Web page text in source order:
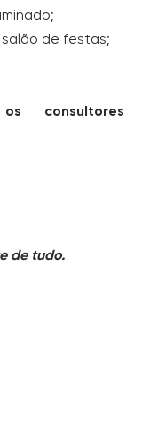
salão de festas;
consultores
de tudo.